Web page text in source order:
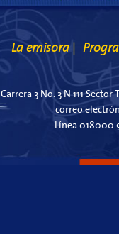
La emisora
Carrera 3 No. 3 N 111
correo
Línea 018000